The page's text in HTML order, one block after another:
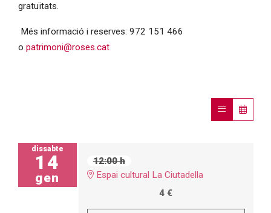
gratuïtats.
Més informació i reserves: 972 151 466
o patrimoni@roses.cat
dissabte
14
gen
12:00 h
Espai cultural La Ciutadella
4 €